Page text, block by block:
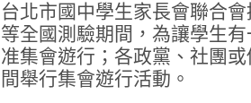
台北市國中學生家長會聯合
等全國測驗期間，為讓學生
准集會遊行；各政黨、社團
間舉行集會遊行活動。